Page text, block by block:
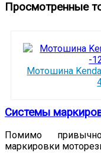
Просмотренные
Мотошина
Системы
Помимо
маркировки